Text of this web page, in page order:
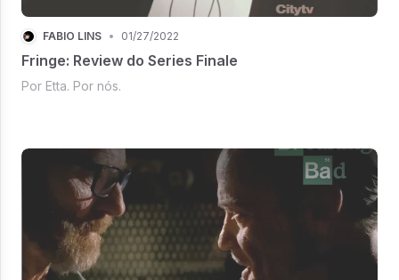
FÁBIO LINS • 01/27/2022
Fringe: Review do Series Finale
Por Etta. Por nós.